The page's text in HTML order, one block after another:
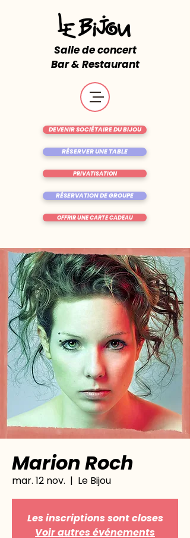
Salle de concert
Bar & Restaurant
RÉSERVER UNE TABLE
OFFRIR UNE CARTE CADEAU
DEVENIR SOCIÉTAIRE DU BIJOU
RÉSERVATION DE GROUPE
PRIVATISATION
Marion Roch
mar. 12 nov.
  |
Le Bijou
Les inscriptions sont closes
Voir autres événements